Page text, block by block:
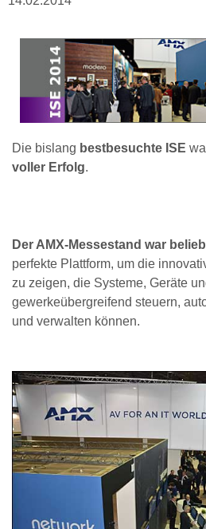
Die bislang bestbesuchte ISE
voller Erfolg.
Der AMX-Messestand war
perfekte Plattform, um die
zu zeigen, die Systeme, Geräte
gewerkeübergreifend steuern,
und verwalten können.